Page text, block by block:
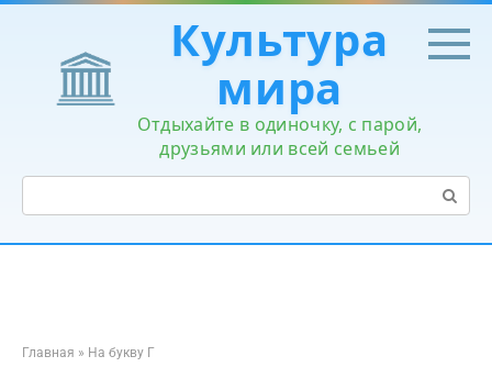
Перейти
контенту
Культура
мира
Отдыхайте в одиночку, с парой,
друзьями или всей семьей
Поиск:
Главная » На букву Г